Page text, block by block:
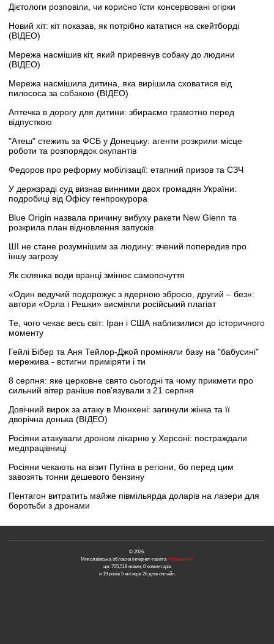
Дієтологи розповіли, чи корисно їсти консервовані огірки
Новий хіт: кіт показав, як потрібно кататися на скейтборді
(ВІДЕО)
Мережа насмішив кіт, який приревнув собаку до людини
(ВІДЕО)
Мережа насмішила дитина, яка вирішила сховатися від
пилососа за собакою (ВІДЕО)
Аптечка в дорогу для дитини: збираємо грамотно перед
відпусткою
"Атеш" стежить за ФСБ у Донецьку: агенти розкрили місце
роботи та розпорядок окупантів
Федоров про реформу мобілізації: етапний призов та СЗЧ
У держзраді суд визнав винними двох громадян України:
подробиці від Офісу генпрокурора
Blue Origin назвала причину вибуху ракети New Glenn та
розкрила план відновлення запусків
ШІ не стане розумнішим за людину: вчений попередив про
іншу загрозу
Як склянка води вранці змінює самопочуття
«Один ведучий подорожує з ядерною зброєю, другий – без»:
автори «Орла і Решки» висміяли російський плагіат
Те, чого чекає весь світ: Іран і США наблизилися до історичного
моменту
Гейлі Бібер та Аня Тейлор-Джой проміняли базу на "бабусині"
мережива - встигни приміряти і ти
8 серпня: яке церковне свято сьогодні та чому прикмети про
сильний вітер раніше пов’язували з 21 серпня
Довічний вирок за атаку в Мюнхені: загинули жінка та її
дворічна донька (ВІДЕО)
Росіяни атакували дроном лікарню у Херсоні: постраждали
медпрацівниці
Росіяни чекають на візит Путіна в регіони, бо перед цим
завозять тонни дешевого бензину
Пентагон витратить майже півмільярда доларів на лазери для
боротьби з дронами
© 2026.
Миколаївська обласна інтернет-газета«Новини N»
це: 705,519 новин, 0 коментарів
и 19 років 5 місяців 26 днів онлайн.